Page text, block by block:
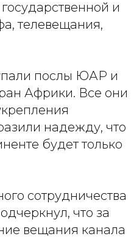
и
телевещания,
послы ЮАР и
Африки. Все они
надежду, что
будет только
сотрудничества
что за
вещания канала